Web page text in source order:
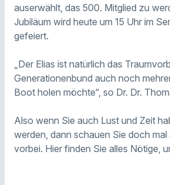
auserwählt, das 500. Mitglied zu
Jubiläum wird heute um 15 Uhr im
gefeiert.
„Der Elias ist natürlich das
Generationenbund auch noch
Boot holen möchte“, so Dr. Dr.
Also wenn Sie auch Lust und Zeit
werden, dann schauen Sie doch mal
vorbei. Hier finden Sie alles Nötige,